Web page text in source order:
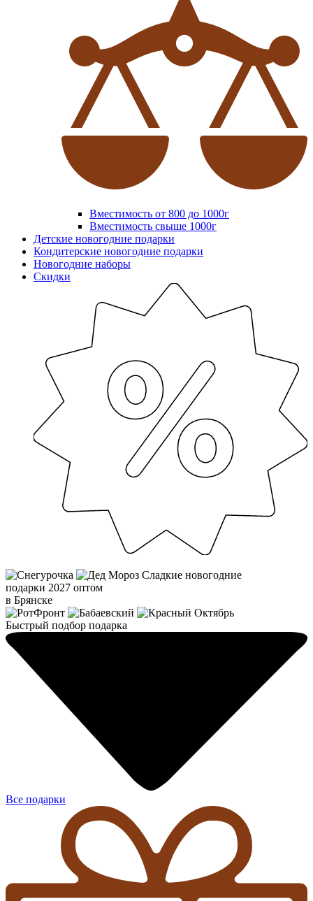
Вместимость от 800 до 1000г
Вместимость свыше 1000г
Детские новогодние подарки
Кондитерские новогодние подарки
Новогодние наборы
Скидки
Сладкие новогодние
подарки 2027 оптом
в Брянске
Быстрый подбор подарка
Все подарки